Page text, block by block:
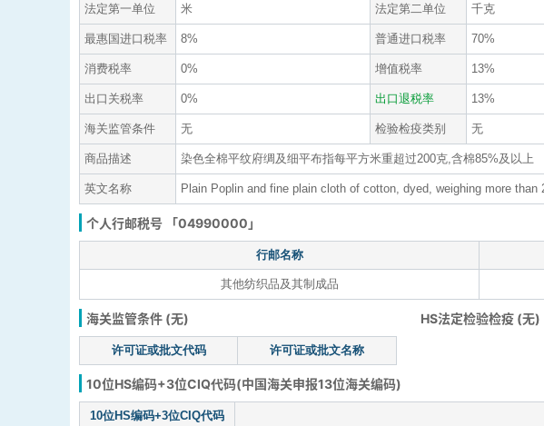
法定第一单位 米 法定第二单位 千克
最惠国进口税率 8% 普通进口税率 70%
消费税率 0% 增值税率 13%
出口关税率 0% 出口退税率 13%
海关监管条件 无 检验检疫类别 无
商品描述 染色全棉平纹府绸及细平布指每平方米重超过200克,含棉85%及以上
英文名称 Plain Poplin and fine plain cloth of cotton, dyed, weighing more
个人行邮税号 「04990000」
行邮名称
其他纺织品及其制成品
海关监管条件 (无) HS法定检验检疫 (无)
许可证或批文代码 许可证或批文名称
10位HS编码+3位CIQ代码(中国海关申报13位海关编码)
10位HS编码+3位CIQ代码